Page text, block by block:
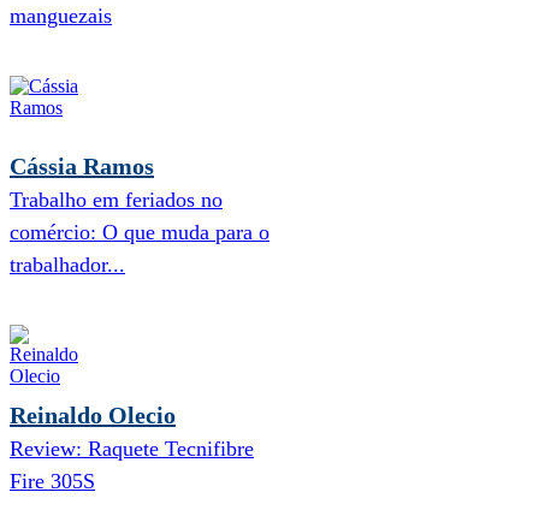
manguezais
Cássia Ramos
Trabalho em feriados no
comércio: O que muda para o
trabalhador...
Reinaldo Olecio
Review: Raquete Tecnifibre
Fire 305S